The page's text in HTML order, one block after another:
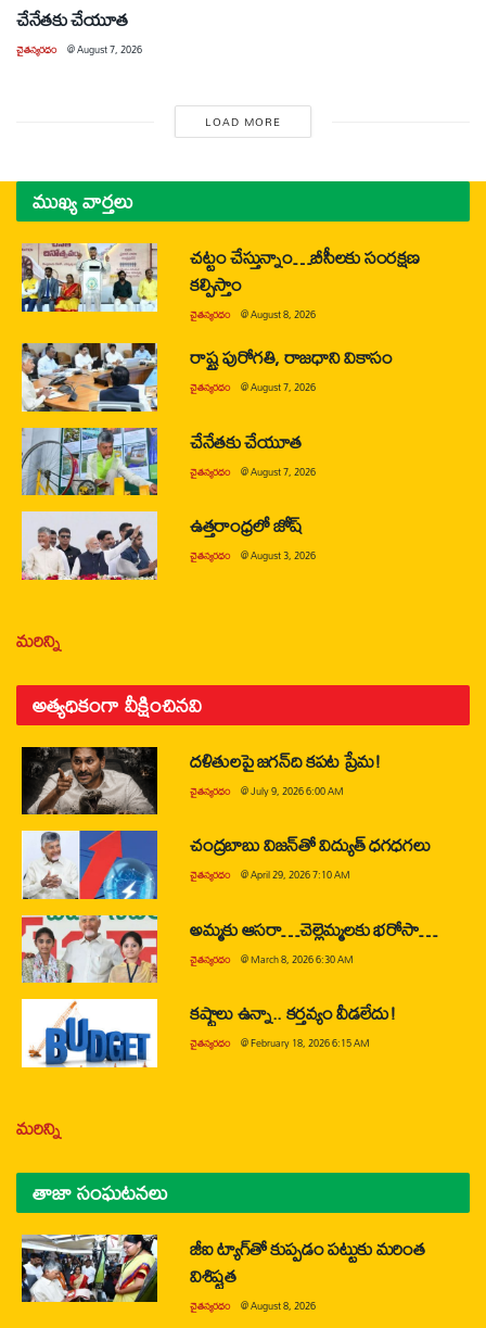
చేనేతకు చేయూత
చైతన్యరధం @August 7, 2026
LOAD MORE
ముఖ్య వార్తలు
చట్టం చేస్తున్నాం…బీసీలకు సంరక్షణ
కల్పిస్తాం
చైతన్యరధం @August 8, 2026
రాష్ట్ర పురోగతి, రాజధాని వికాసం
చైతన్యరధం @August 7, 2026
చేనేతకు చేయూత
చైతన్యరధం @August 7, 2026
ఉత్తరాంధ్రలో జోష్
చైతన్యరధం @August 3, 2026
మరిన్ని
అత్యధికంగా వీక్షించినవి
దళితులపై జగన్‌ది కపట ప్రేమ!
చైతన్యరధం @July 9, 2026 6:00 AM
చంద్రబాబు విజన్‌తో విద్యుత్ ధగధగలు
చైతన్యరధం @April 29, 2026 7:10 AM
అమ్మకు ఆసరా…చెల్లెమ్మలకు భరోసా…
చైతన్యరధం @March 8, 2026 6:30 AM
కష్టాలు ఉన్నా.. కర్తవ్యం వీడలేదు!
చైతన్యరధం @February 18, 2026 6:15 AM
మరిన్ని
తాజా సంఘటనలు
జీఐ ట్యాగ్‌తో కుప్పడం పట్టుకు మరింత
విశిష్టత
చైతన్యరధం @August 8, 2026